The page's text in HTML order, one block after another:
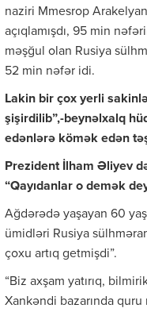
naziri Mmesrop
açıqlamışdı, 95 min
məşğul olan Rusiya
52 min nəfər idi.
Lakin bir çox yerli
şişirdilib”,-beynəlxalq
edənlərə kömək edən
Prezident İlham Əliyev
“Qayıdanlar o demək
Ağdərədə yaşayan 60
ümidləri Rusiya
çoxu artıq getmişdi”.
“Biz axşam yatırıq,
Xankəndi bazarında quru